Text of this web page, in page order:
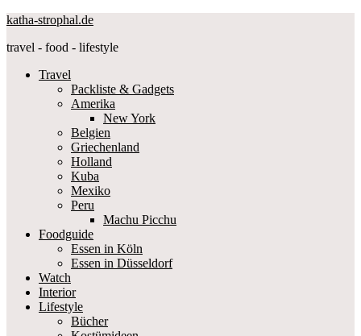
katha-strophal.de
travel - food - lifestyle
Travel
Packliste & Gadgets
Amerika
New York
Belgien
Griechenland
Holland
Kuba
Mexiko
Peru
Machu Picchu
Foodguide
Essen in Köln
Essen in Düsseldorf
Watch
Interior
Lifestyle
Bücher